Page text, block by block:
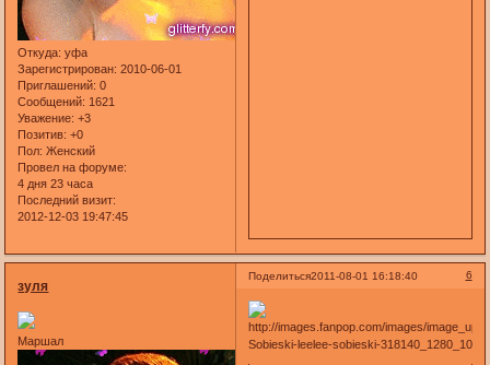
Откуда: уфа
Зарегистрирован: 2010-06-01
Приглашений: 0
Сообщений: 1621
Уважение: +3
Позитив: +0
Пол: Женский
Провел на форуме:
4 дня 23 часа
Последний визит:
2012-12-03 19:47:45
Поделиться 6
2011-08-01 16:18:40
зуля
Маршал